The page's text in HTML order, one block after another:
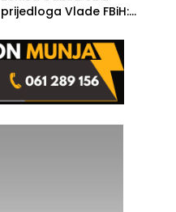
prijedloga Vlade FBiH:
rješenje